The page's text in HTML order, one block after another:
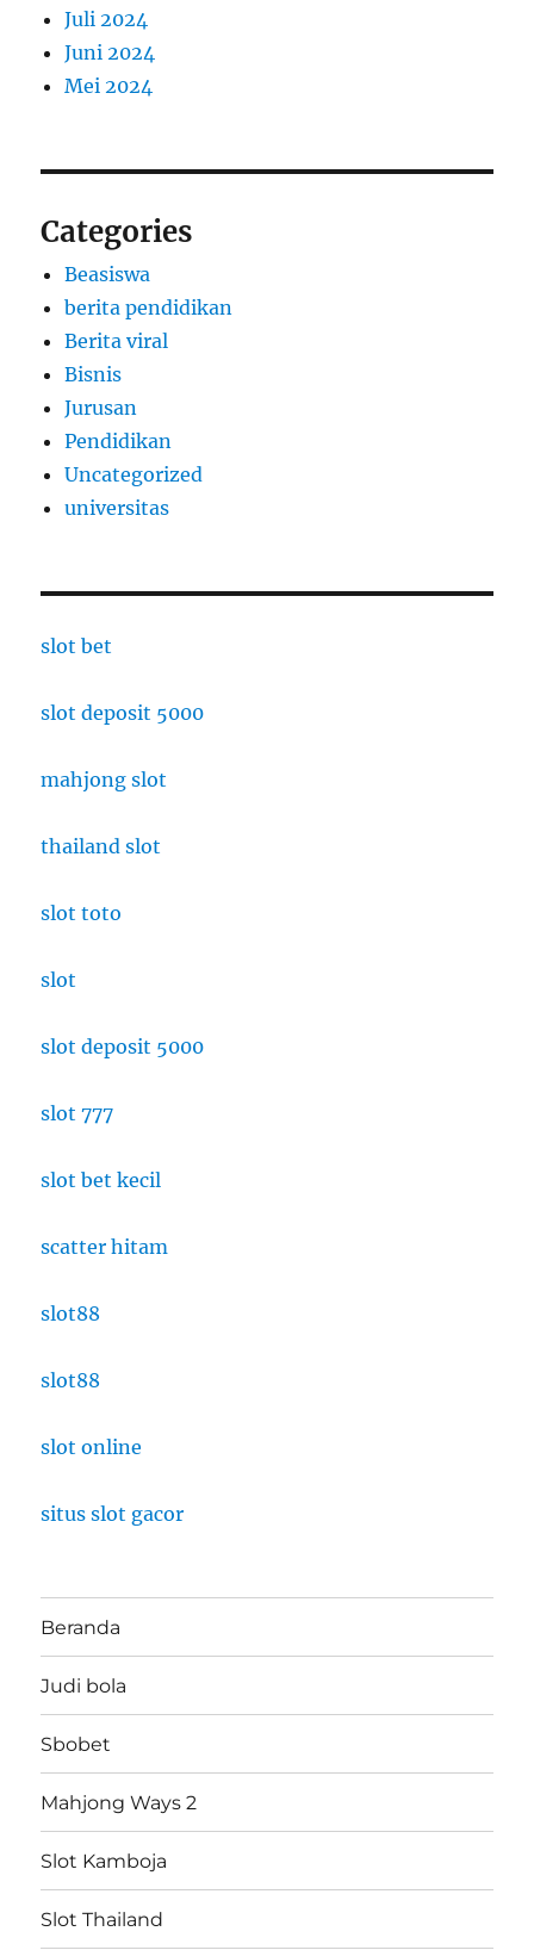
Juli 2024
Juni 2024
Mei 2024
Categories
Beasiswa
berita pendidikan
Berita viral
Bisnis
Jurusan
Pendidikan
Uncategorized
universitas
slot bet
slot deposit 5000
mahjong slot
thailand slot
slot toto
slot
slot deposit 5000
slot 777
slot bet kecil
scatter hitam
slot88
slot88
slot online
situs slot gacor
Beranda
Judi bola
Sbobet
Mahjong Ways 2
Slot Kamboja
Slot Thailand